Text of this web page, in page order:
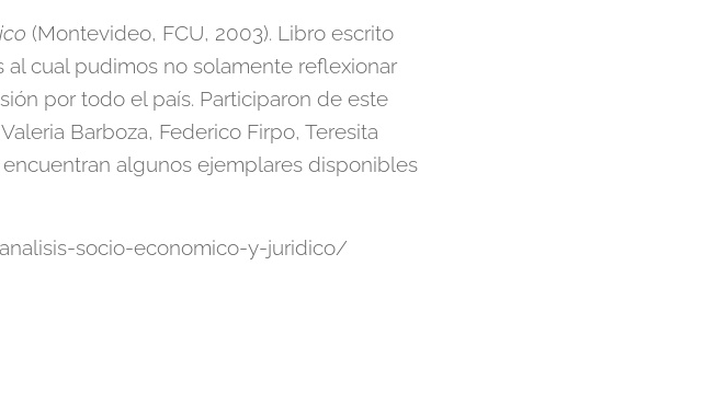
(Montevideo, FCU, 2003). Libro escrito
cual pudimos no solamente reflexionar
por todo el país. Participaron de este
Barboza, Federico Firpo, Teresita
algunos ejemplares disponibles
socio-economico-y-juridico/